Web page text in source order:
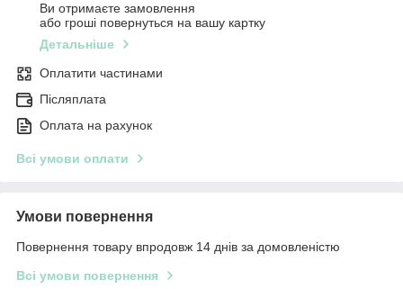
Ви отримаєте замовлення
або гроші повернуться на вашу картку
Детальніше
Оплатити частинами
Післяплата
Оплата на рахунок
Всі умови оплати
Умови повернення
Повернення товару впродовж 14 днів за домовленістю
Всі умови повернення